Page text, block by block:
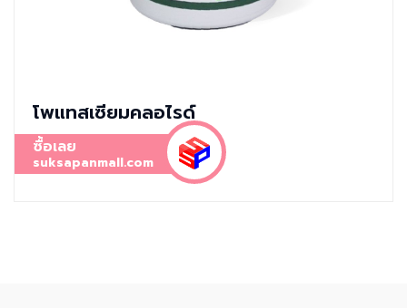
โพแทสเซียมคลอไรด์
ซื้อเลย
suksapanmall.com